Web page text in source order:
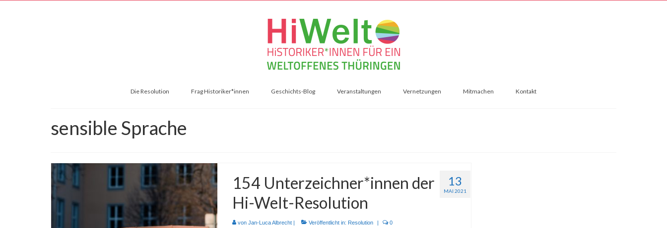
Die Resolution Frag Historiker*innen Geschichts-Blog Veranstaltungen Vernetzungen Mitmachen Kontakt
sensible Sprache
13
MAI 2021
154 Unterzeichner*innen der
Hi-Welt-Resolution
von Jan-Luca Albrecht| Veröffentlicht in: Resolution | 0